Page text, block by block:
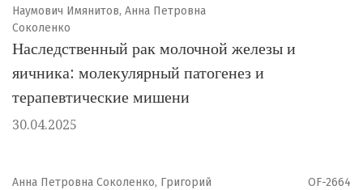
Наумович Имянитов, Анна Петровна
Соколенко
Наследственный рак молочной железы и
яичника: молекулярный патогенез и
терапевтические мишени
30.04.2025
Анна Петровна Соколенко, Григорий
OF-2664